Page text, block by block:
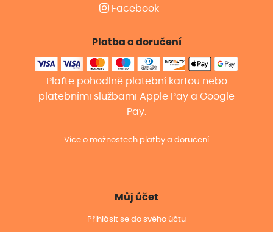
Facebook
Platba a doručení
Plaťte pohodlně platební kartou nebo
platebními službami Apple Pay a Google
Pay.
Více o možnostech platby a doručení
Můj účet
Přihlásit se do svého účtu